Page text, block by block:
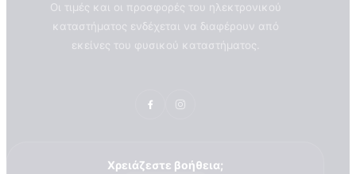
ΣΧΕΤΙΚΑ ΜΕ ΕΜΑΣ
Οι τιμές και οι προσφορές του ηλεκτρονικού
καταστήματος ενδέχεται να διαφέρουν από
εκείνες του φυσικού καταστήματος.
Χρειάζεστε βοήθεια;